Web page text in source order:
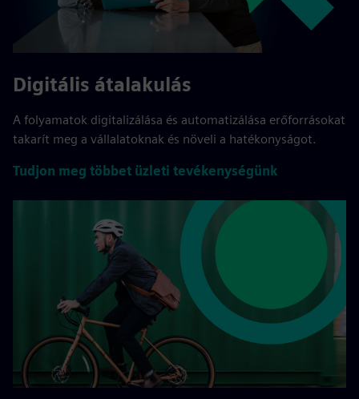
Digitális átalakulás
A folyamatok digitalizálása és automatizálása erőforrásokat
takarít meg a vállalatoknak és növeli a hatékonyságot.
Tudjon meg többet üzleti tevékenységünk